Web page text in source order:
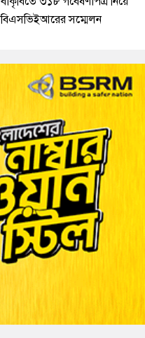
বিএসভিইআরের সম্মেলন